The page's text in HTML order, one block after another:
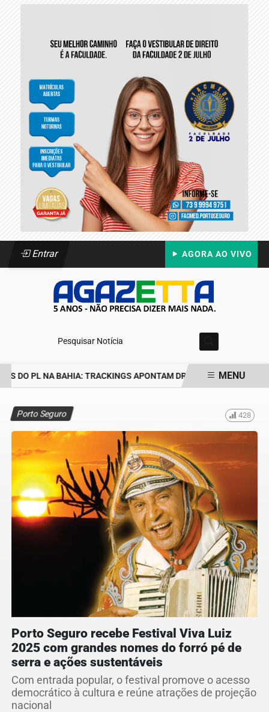
Entrar AGORA AO VIVO
Pesquisar Notícia
DO PL NA BAHIA: TRACKINGS APONTAM DRA. RAISSA SOARES E
MENU
Porto Seguro 428
Porto Seguro recebe Festival Viva Luiz
2025 com grandes nomes do forró pé de
serra e ações sustentáveis
Com entrada popular, o festival promove o acesso
democrático à cultura e reúne atrações de projeção
nacional